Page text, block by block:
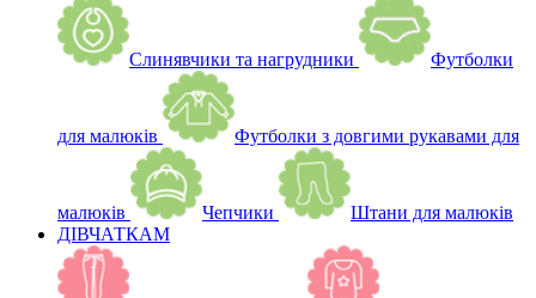
Слинявчики та нагрудники Футболки
для малюків Футболки з довгими рукавами для
малюків Чепчики
Штани для малюків
ДІВЧАТКАМ